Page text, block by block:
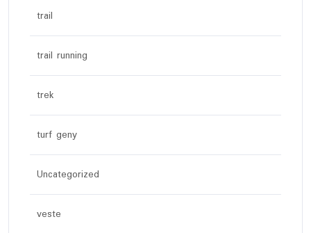
trail
trail running
trek
turf geny
Uncategorized
veste